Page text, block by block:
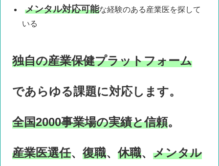
メンタル対応可能な経験のある産業医を探して
いる
独自の産業保健プラットフォーム
であらゆる課題に対応します。
全国2000事業場の実績と信頼。
産業医選任、 復職、休職、 メンタル